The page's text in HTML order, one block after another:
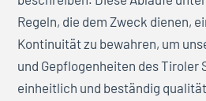
Regeln, die dem Zweck dienen,
Kontinuität zu bewahren, um
und Gepflogenheiten des Tiroler
einheitlich und beständig